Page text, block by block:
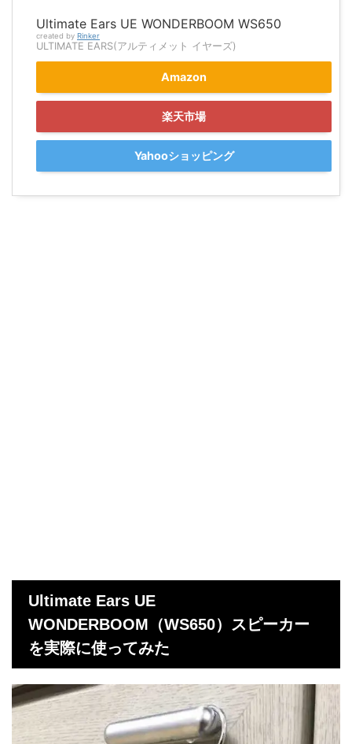
Ultimate Ears UE WONDERBOOM WS650
created by Rinker
ULTIMATE EARS(アルティメット イヤーズ)
Amazon
楽天市場
Yahooショッピング
Ultimate Ears UE
WONDERBOOM（WS650）スピーカー
を実際に使ってみた